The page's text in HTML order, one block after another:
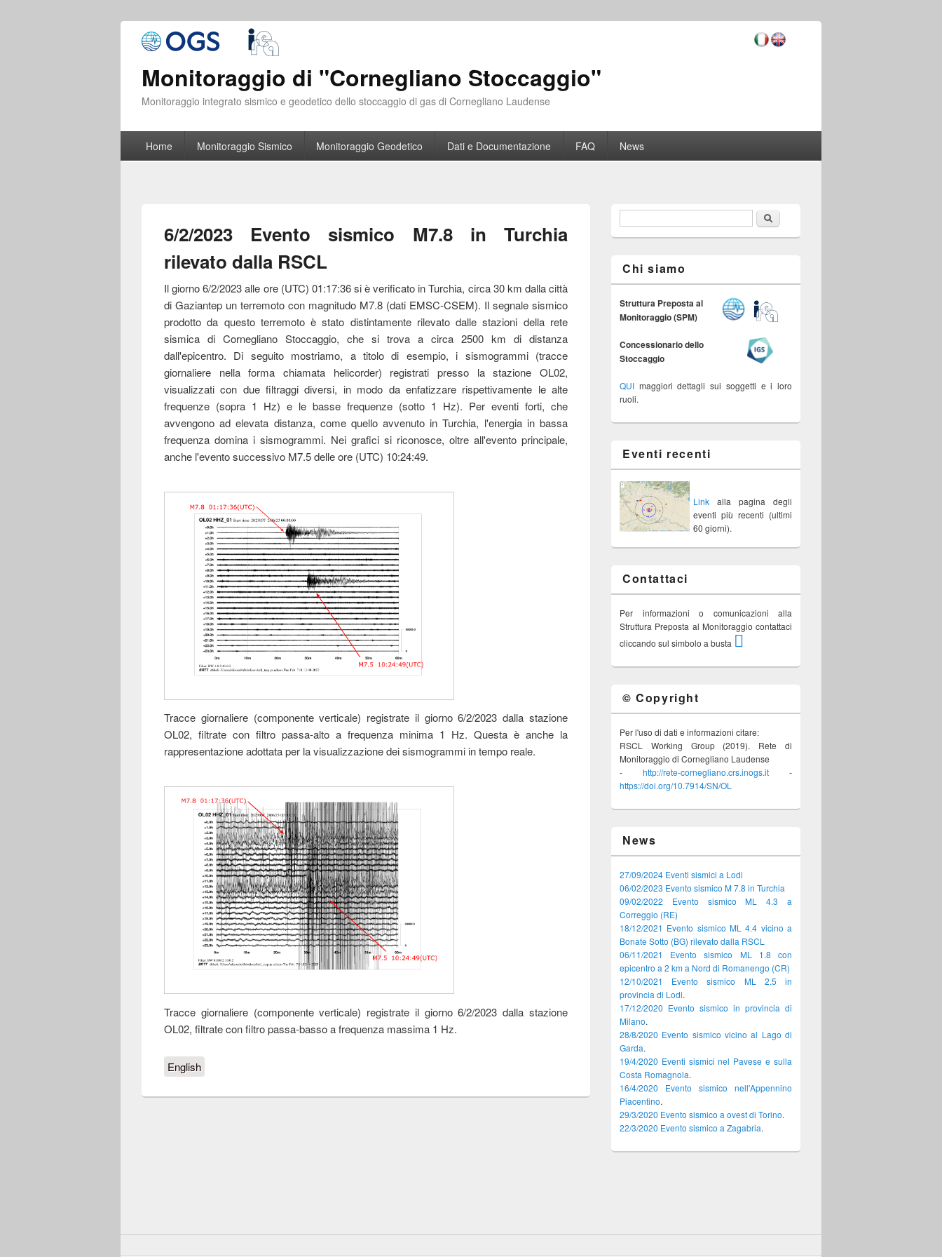
Monitoraggio di "Cornegliano Stoccaggio"
Monitoraggio integrato sismico e geodetico dello stoccaggio di gas di Cornegliano Laudense
Home Monitoraggio Sismico Monitoraggio Geodetico Dati e Documentazione FAQ News
6/2/2023 Evento sismico M7.8 in Turchia
rilevato dalla RSCL
Il giorno 6/2/2023 alle ore (UTC) 01:17:36 si è verificato in Turchia, circa 30 km dalla città
di Gaziantep un terremoto con magnitudo M7.8 (dati EMSC-CSEM). Il segnale sismico
prodotto da questo terremoto è stato distintamente rilevato dalle stazioni della rete
sismica di Cornegliano Stoccaggio, che si trova a circa 2500 km di distanza
dall'epicentro. Di seguito mostriamo, a titolo di esempio, i sismogrammi (tracce
giornaliere nella forma chiamata helicorder) registrati presso la stazione OL02,
visualizzati con due filtraggi diversi, in modo da enfatizzare rispettivamente le alte
frequenze (sopra 1 Hz) e le basse frequenze (sotto 1 Hz). Per eventi forti, che
avvengono ad elevata distanza, come quello avvenuto in Turchia, l'energia in bassa
frequenza domina i sismogrammi. Nei grafici si riconosce, oltre all'evento principale,
anche l'evento successivo M7.5 delle ore (UTC) 10:24:49.
Tracce giornaliere (componente verticale) registrate il giorno 6/2/2023 dalla stazione
OL02, filtrate con filtro passa-alto a frequenza minima 1 Hz. Questa è anche la
rappresentazione adottata per la visualizzazione dei sismogrammi in tempo reale.
Tracce giornaliere (componente verticale) registrate il giorno 6/2/2023 dalla stazione
OL02, filtrate con filtro passa-basso a frequenza massima 1 Hz.
English
Form di ricerca Cerca
Chi siamo
Struttura Preposta al
Monitoraggio (SPM)
Concessionario dello
Stoccaggio
QUI maggiori dettagli sui soggetti e i loro
ruoli.
Eventi recenti
Link alla pagina degli
eventi più recenti (ultimi
60 giorni).
Contattaci
Per informazioni o comunicazioni alla
Struttura Preposta al Monitoraggio contattaci
cliccando sul simbolo a busta
© Copyright
Per l'uso di dati e informazioni citare:
RSCL Working Group (2019). Rete di
Monitoraggio di Cornegliano Laudense
- http://rete-cornegliano.crs.inogs.it -
https://doi.org/10.7914/SN/OL
News
27/09/2024 Eventi sismici a Lodi
06/02/2023 Evento sismico M 7.8 in Turchia
09/02/2022 Evento sismico ML 4.3 a
Correggio (RE)
18/12/2021 Evento sismico ML 4.4 vicino a
Bonate Sotto (BG) rilevato dalla RSCL
06/11/2021 Evento sismico ML 1.8 con
epicentro a 2 km a Nord di Romanengo (CR)
12/10/2021 Evento sismico ML 2.5 in
provincia di Lodi.
17/12/2020 Evento sismico in provincia di
Milano.
28/8/2020 Evento sismico vicino al Lago di
Garda.
19/4/2020 Eventi sismici nel Pavese e sulla
Costa Romagnola.
16/4/2020 Evento sismico nell'Appennino
Piacentino.
29/3/2020 Evento sismico a ovest di Torino.
22/3/2020 Evento sismico a Zagabria.